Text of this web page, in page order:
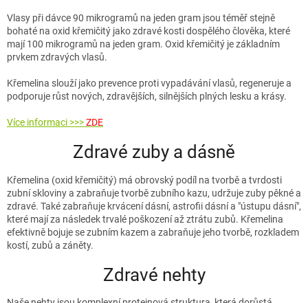
Vlasy při dávce 90 mikrogramů na jeden gram jsou téměř stejně
bohaté na oxid křemičitý jako zdravé kosti dospělého člověka, které
mají 100 mikrogramů na jeden gram. Oxid křemičitý je základním
prvkem zdravých vlasů.
Křemelina slouží jako prevence proti vypadávání vlasů, regeneruje a
podporuje růst nových, zdravějších, silnějších plných lesku a krásy.
Více informaci >>>ZDE
Zdravé zuby a dásně
Křemelina (oxid křemičitý) má obrovský podíl na tvorbě a tvrdosti
zubní skloviny a zabraňuje tvorbě zubního kazu, udržuje zuby pěkné a
zdravé. Také zabraňuje krvácení dásní, astrofii dásní a "ústupu dásní",
které mají za následek trvalé poškození až ztrátu zubů. Křemelina
efektivně bojuje se zubním kazem a zabraňuje jeho tvorbě, rozkladem
kostí, zubů a záněty.
Zdravé nehty